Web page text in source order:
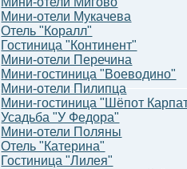
Мини-отели Мукачева
Отель "Коралл"
Гостиница "Континент"
Мини-отели Перечина
Мини-гостиница "Воеводино"
Мини-отели Пилипца
Мини-гостиница "Шёпот
Усадьба "У Федора"
Мини-отели Поляны
Отель "Катерина"
Гостиница "Лилея"